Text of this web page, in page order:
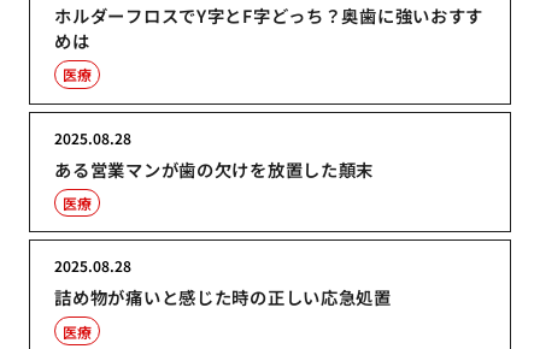
ホルダーフロスでY字とF字どっち？奥歯に強いおすす
めは
医療
ある営業マンが歯の欠けを放置した顛末
2025.08.28
医療
詰め物が痛いと感じた時の正しい応急処置
2025.08.28
医療